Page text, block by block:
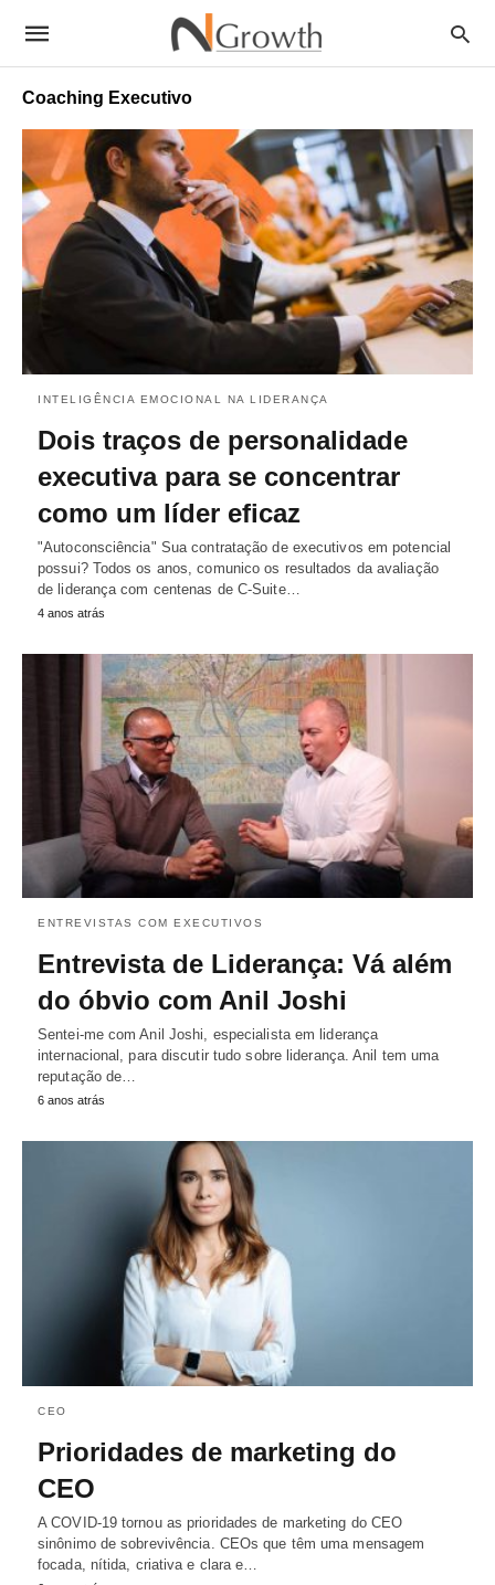
Coaching Executivo
INTELIGÊNCIA EMOCIONAL NA LIDERANÇA
Dois traços de personalidade
executiva para se concentrar
como um líder eficaz
"Autoconsciência" Sua contratação de executivos em potencial
possui? Todos os anos, comunico os resultados da avaliação
de liderança com centenas de C-Suite…
4 anos atrás
ENTREVISTAS COM EXECUTIVOS
Entrevista de Liderança: Vá além
do óbvio com Anil Joshi
Sentei-me com Anil Joshi, especialista em liderança
internacional, para discutir tudo sobre liderança. Anil tem uma
reputação de…
6 anos atrás
CEO
Prioridades de marketing do
CEO
A COVID-19 tornou as prioridades de marketing do CEO
sinônimo de sobrevivência. CEOs que têm uma mensagem
focada, nítida, criativa e clara e…